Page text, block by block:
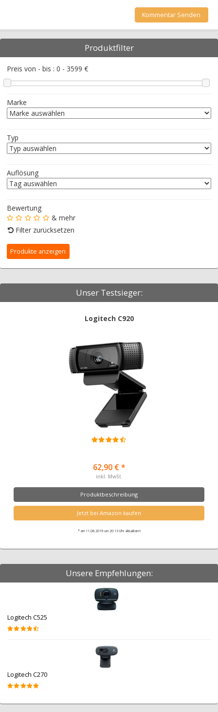
Produktfilter
Preis von - bis : 0 - 3599 €
Marke
Typ
Auflösung
Bewertung
& mehr
Filter zurücksetzen
Unser Testsieger:
Logitech C920
62,90 € *
inkl. MwSt.
Produktbeschreibung
Jetzt bei Amazon kaufen
* am 11.08.2019 um 20:13 Uhr aktualisiert
Unsere Empfehlungen:
Logitech C525
Logitech C270